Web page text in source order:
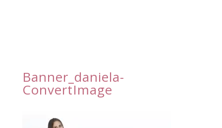
Banner_daniela-
ConvertImage